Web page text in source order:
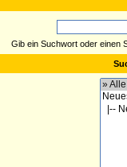
Gib ein Suchwort oder einen